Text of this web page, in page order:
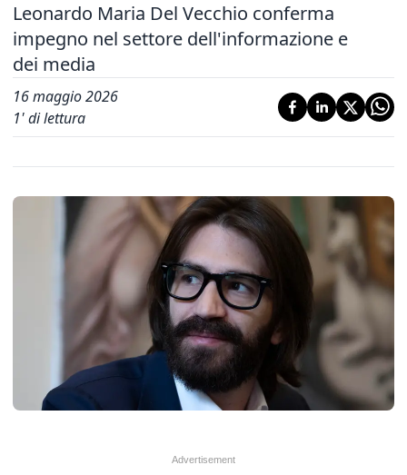
Leonardo Maria Del Vecchio conferma
impegno nel settore dell'informazione e
dei media
16 maggio 2026
1' di lettura